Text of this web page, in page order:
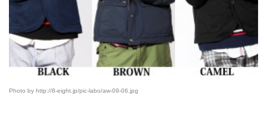
Photo by http://8-eight.jp/pic-labo/aw-09-06.jpg